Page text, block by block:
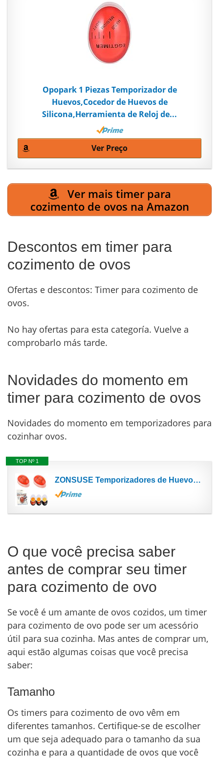
Opopark 1 Piezas Temporizador de
Huevos,Cocedor de Huevos de
Silicona,Herramienta de Reloj de...
Ver Preço
Ver mais timer para
cozimento de ovos na Amazon
Descontos em timer para
cozimento de ovos
Ofertas e descontos: Timer para cozimento de
ovos.
No hay ofertas para esta categoría. Vuelve a
comprobarlo más tarde.
Novidades do momento em
timer para cozimento de ovos
Novidades do momento em temporizadores para
cozinhar ovos.
TOP Nº 1
ZONSUSE Temporizadores de Huevos, 2 PCS Timer de Huevos de Cocina en Casa, Egg Timer Huevo Hervido...
O que você precisa saber
antes de comprar seu timer
para cozimento de ovo
Se você é um amante de ovos cozidos, um timer
para cozimento de ovo pode ser um acessório
útil para sua cozinha. Mas antes de comprar um,
aqui estão algumas coisas que você precisa
saber:
Tamanho
Os timers para cozimento de ovo vêm em
diferentes tamanhos. Certifique-se de escolher
um que seja adequado para o tamanho da sua
cozinha e para a quantidade de ovos que você